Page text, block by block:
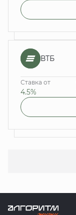
ВТБ
Ставка от
4.5%